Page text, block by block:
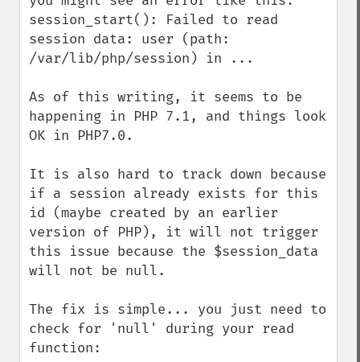
session_start(): Failed to read
session data: user (path:
/var/lib/php/session) in ...
As of this writing, it seems to be
happening in PHP 7.1, and things look
OK in PHP7.0.
It is also hard to track down because
if a session already exists for this
id (maybe created by an earlier
version of PHP), it will not trigger
this issue because the $session_data
will not be null.
The fix is simple... you just need to
check for 'null' during your read
function: